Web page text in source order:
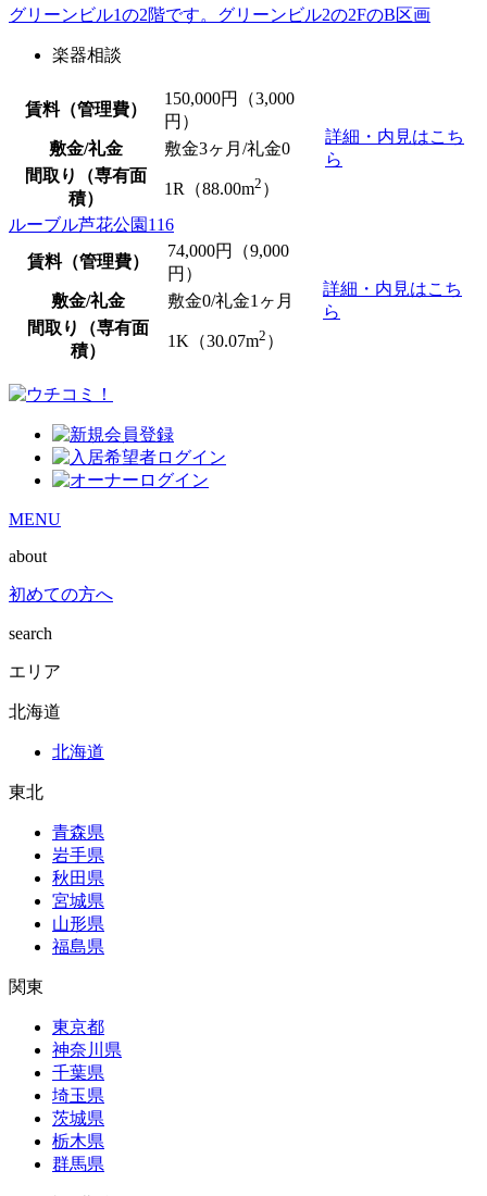
グリーンビル1の2階です。グリーンビル2の2FのB区画
楽器相談
賃料（管理費）
150,000円（3,000
円）
詳細・内見はこち
ら
敷金/礼金 敷金3ヶ月/礼金0
間取り（専有面
積）
1R（88.00m2 ）
ルーブル芦花公園116
賃料（管理費）
74,000円（9,000
円）
詳細・内見はこち
ら
敷金/礼金 敷金0/礼金1ヶ月
間取り（専有面
積）
1K（30.07m2 ）
MENU
about
初めての方へ
search
エリア
北海道
北海道
東北
青森県
岩手県
秋田県
宮城県
山形県
福島県
関東
東京都
神奈川県
千葉県
埼玉県
茨城県
栃木県
群馬県